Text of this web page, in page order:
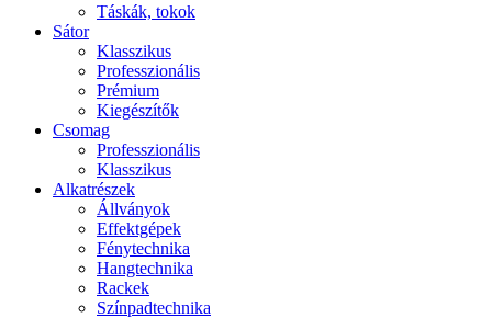
Táskák, tokok
Sátor
Klasszikus
Professzionális
Prémium
Kiegészítők
Csomag
Professzionális
Klasszikus
Alkatrészek
Állványok
Effektgépek
Fénytechnika
Hangtechnika
Rackek
Színpadtechnika